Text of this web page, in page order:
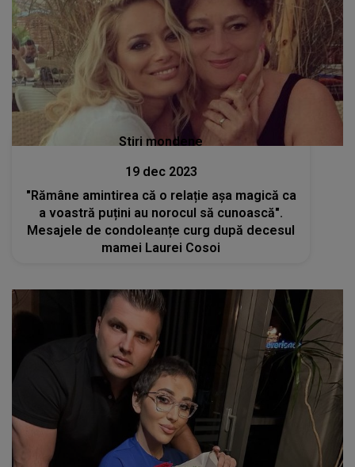
Stiri mondene
19 dec 2023
"Rămâne amintirea că o relație așa magică ca
a voastră puțini au norocul să cunoască".
Mesajele de condoleanțe curg după decesul
mamei Laurei Cosoi